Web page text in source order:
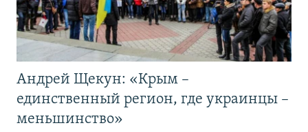
Андрей Щекун: «Крым –
единственный регион, где украинцы –
меньшинство»